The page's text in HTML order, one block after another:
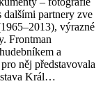
partnery zve
výrazné
Frontman
a
něj představovala
Král…